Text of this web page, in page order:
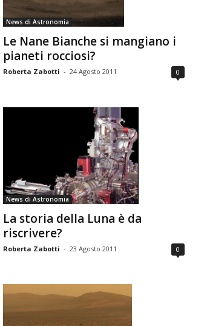
News di Astronomia
Le Nane Bianche si mangiano i
pianeti rocciosi?
Roberta Zabotti - 24 Agosto 2011 0
News di Astronomia
La storia della Luna è da
riscrivere?
Roberta Zabotti - 23 Agosto 2011 0